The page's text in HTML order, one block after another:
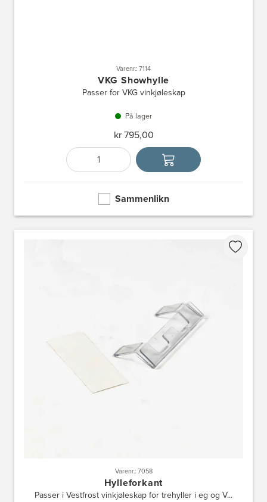
Varenr.: 7114
VKG Showhylle
Passer for VKG vinkjøleskap
På lager
kr 795,00
Antall
Velg enhet
Sammenlikn
Varenr.: 7058
Hylleforkant
Passer i Vestfrost vinkjøleskap for trehyller i eg og V...